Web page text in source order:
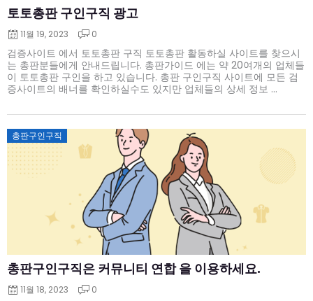
토토총판 구인구직 광고
11월 19, 2023 0
검증사이트 에서 토토총판 구직 토토총판 활동하실 사이트를 찾으시
는 총판분들에게 안내드립니다. 총판가이드 에는 약 20여개의 업체들
이 토토총판 구인을 하고 있습니다. 총판 구인구직 사이트에 모든 검
증사이트의 배너를 확인하실수도 있지만 업체들의 상세 정보 ...
총판구인구직
총판구인구직은 커뮤니티 연합 을 이용하세요.
Posted
on
11월 18, 2023 0